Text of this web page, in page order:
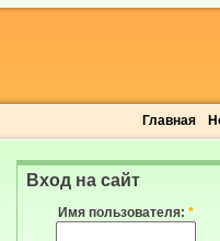
Главная
Вход на сайт
Имя пользователя: *